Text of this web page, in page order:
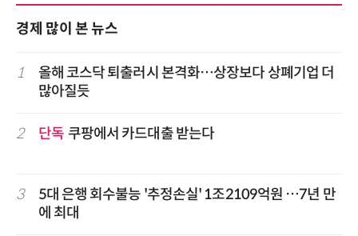
경제 많이 본 뉴스
1
올해 코스닥 퇴출러시 본격화…상장보다 상폐기업 더
많아질듯
2 단독 쿠팡에서 카드대출 받는다
3
5대 은행 회수불능 '추정손실' 1조2109억원 …7년 만
에 최대